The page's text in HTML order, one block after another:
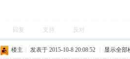
回复 支持 反对
楼主 发表于 2015-10-8 20:08:52 显示全部